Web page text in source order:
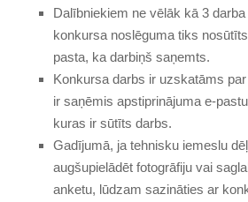
Dalībniekiem ne vēlāk kā 3
konkursa noslēguma tiks
pasta, ka darbiņš saņemts.
Konkursa darbs ir uzskatāms
ir saņēmis apstiprinājuma e-
kuras ir sūtīts darbs.
Gadījumā, ja tehnisku iemeslu
augšupielādēt fotogrāfiju vai
anketu, lūdzam sazināties ar